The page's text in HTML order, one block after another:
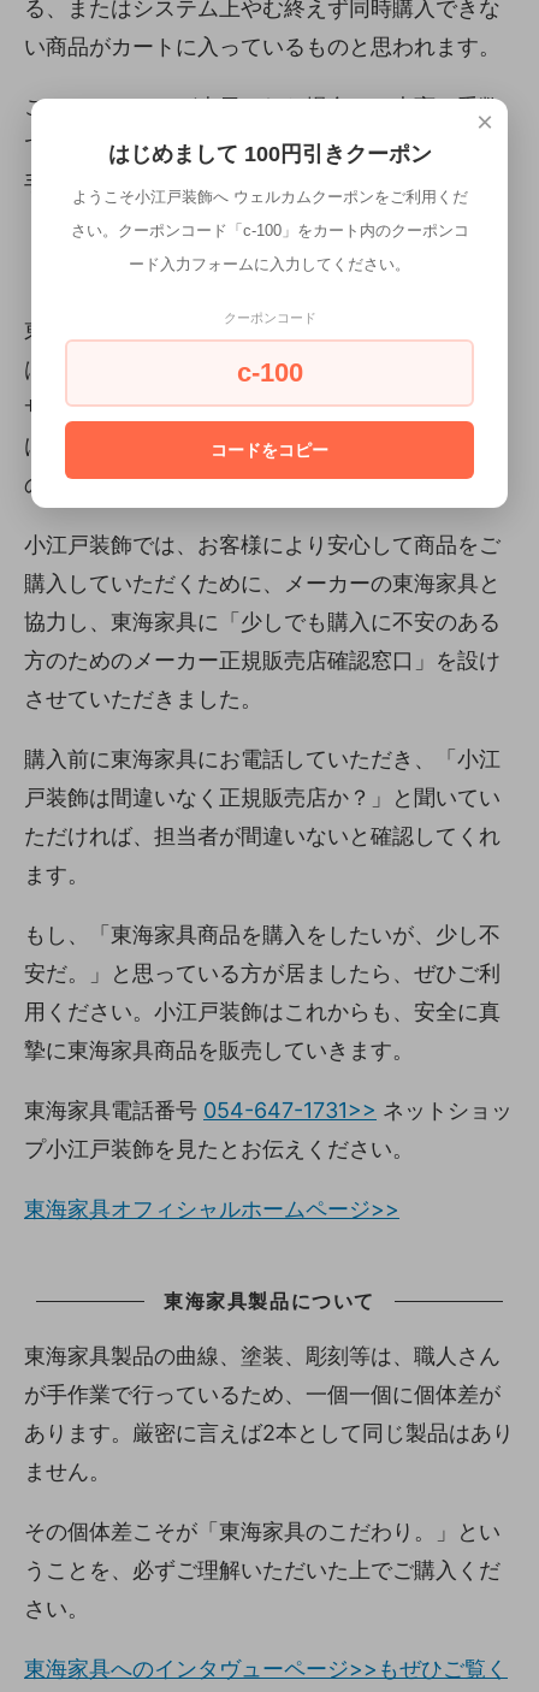
る、またはシステム上やむ終えず同時購入できな
い商品がカートに入っているものと思われます。
このメッセージが表示された場合は、大変お手数
ですが別々にご購入いただければと思います。お
手数をお掛けし申し訳ありません。
東海家具ご購入をお考えの皆様へ
東海家具ご購入をお考えの皆様におかれまして
は、このところの詐欺サイトの増加により、どの
サイトが安全で、どのサイトが詐欺なのかを見分
けることが非常に困難になり、不安になっている
のではないかと思われます。
小江戸装飾では、お客様により安心して商品をご
購入していただくために、メーカーの東海家具と
協力し、東海家具に「少しでも購入に不安のある
方のためのメーカー正規販売店確認窓口」を設け
させていただきました。
購入前に東海家具にお電話していただき、「小江
戸装飾は間違いなく正規販売店か？」と聞いてい
ただければ、担当者が間違いないと確認してくれ
ます。
もし、「東海家具商品を購入をしたいが、少し不
安だ。」と思っている方が居ましたら、ぜひご利
用ください。小江戸装飾はこれからも、安全に真
摯に東海家具商品を販売していきます。
東海家具電話番号 054-647-1731>> ネットショッ
プ小江戸装飾を見たとお伝えください。
東海家具オフィシャルホームページ>>
東海家具製品について
東海家具製品の曲線、塗装、彫刻等は、職人さん
が手作業で行っているため、一個一個に個体差が
あります。厳密に言えば2本として同じ製品はあり
ません。
その個体差こそが「東海家具のこだわり。」とい
うことを、必ずご理解いただいた上でご購入くだ
さい。
東海家具へのインタヴューページ>>もぜひご覧く
×
はじめまして 100円引きクーポン
ようこそ小江戸装飾へ ウェルカムクーポンをご利用くだ
さい。クーポンコード「c-100」をカート内のクーポンコ
ード入力フォームに入力してください。
クーポンコード
c-100
コードをコピー